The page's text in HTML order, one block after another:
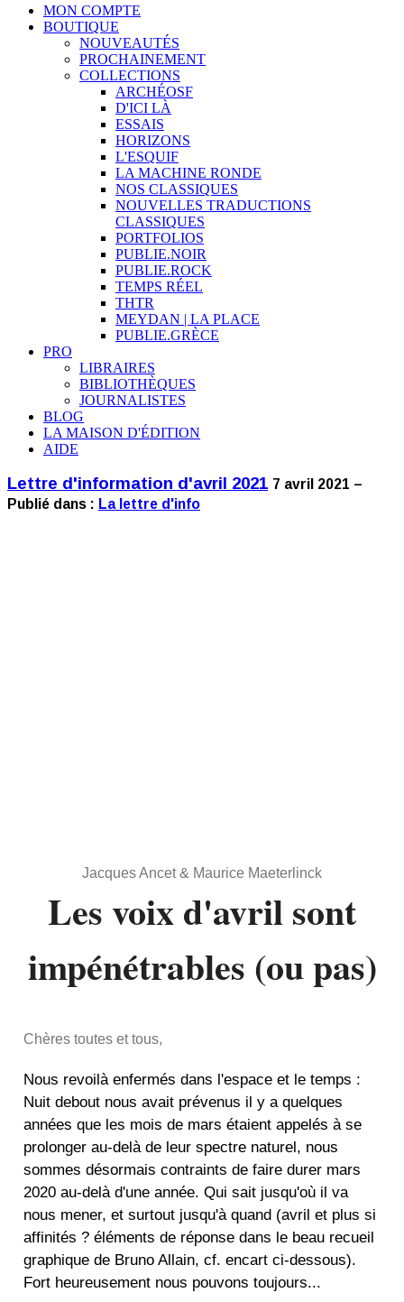
MON COMPTE
BOUTIQUE
NOUVEAUTÉS
PROCHAINEMENT
COLLECTIONS
ARCHÉOSF
D'ICI LÀ
ESSAIS
HORIZONS
L'ESQUIF
LA MACHINE RONDE
NOS CLASSIQUES
NOUVELLES TRADUCTIONS
CLASSIQUES
PORTFOLIOS
PUBLIE.NOIR
PUBLIE.ROCK
TEMPS RÉEL
THTR
MEYDAN | LA PLACE
PUBLIE.GRÈCE
PRO
LIBRAIRES
BIBLIOTHÈQUES
JOURNALISTES
BLOG
LA MAISON D'ÉDITION
AIDE
Lettre d'information d'avril 2021 7 avril 2021 –
Publié dans : La lettre d'info
Jacques Ancet & Maurice Maeterlinck
Les voix d'avril sont
impénétrables (ou pas)
Chères toutes et tous,
Nous revoilà enfermés dans l'espace et le temps :
Nuit debout nous avait prévenus il y a quelques
années que les mois de mars étaient appelés à se
prolonger au-delà de leur spectre naturel, nous
sommes désormais contraints de faire durer mars
2020 au-delà d'une année. Qui sait jusqu'où il va
nous mener, et surtout jusqu'à quand (avril et plus si
affinités ? éléments de réponse dans le beau recueil
graphique de Bruno Allain, cf. encart ci-dessous).
Fort heureusement nous pouvons toujours...